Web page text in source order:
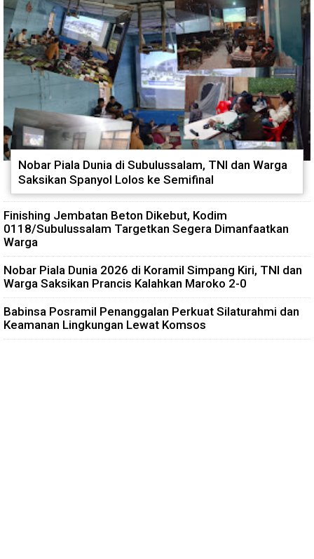
Nobar Piala Dunia di Subulussalam, TNI dan Warga
Saksikan Spanyol Lolos ke Semifinal
Finishing Jembatan Beton Dikebut, Kodim
0118/Subulussalam Targetkan Segera Dimanfaatkan
Warga
Nobar Piala Dunia 2026 di Koramil Simpang Kiri, TNI dan
Warga Saksikan Prancis Kalahkan Maroko 2-0
Babinsa Posramil Penanggalan Perkuat Silaturahmi dan
Keamanan Lingkungan Lewat Komsos